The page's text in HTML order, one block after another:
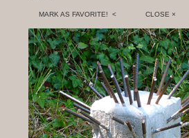
MARK AS FAVORITE! < CLOSE ×